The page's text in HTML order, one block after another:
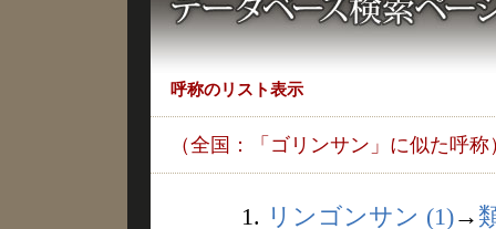
呼称のリスト表示
（全国：「ゴリンサン」に似た呼称
1. リンゴンサン (1)→